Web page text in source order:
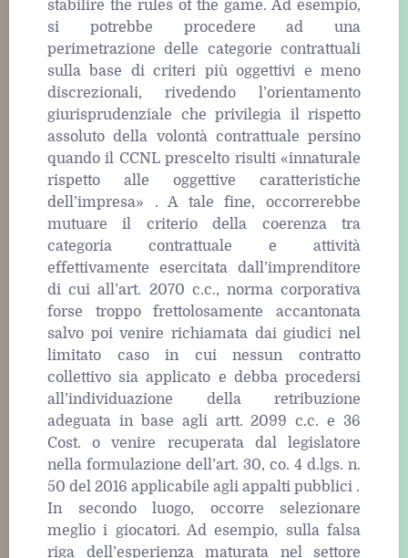
stabilire the rules of the game. Ad esempio,
si potrebbe procedere ad una
perimetrazione delle categorie contrattuali
sulla base di criteri più oggettivi e meno
discrezionali, rivedendo l’orientamento
giurisprudenziale che privilegia il rispetto
assoluto della volontà contrattuale persino
quando il CCNL prescelto risulti «innaturale
rispetto alle oggettive caratteristiche
dell’impresa» . A tale fine, occorrerebbe
mutuare il criterio della coerenza tra
categoria contrattuale e attività
effettivamente esercitata dall’imprenditore
di cui all’art. 2070 c.c., norma corporativa
forse troppo frettolosamente accantonata
salvo poi venire richiamata dai giudici nel
limitato caso in cui nessun contratto
collettivo sia applicato e debba procedersi
all’individuazione della retribuzione
adeguata in base agli artt. 2099 c.c. e 36
Cost. o venire recuperata dal legislatore
nella formulazione dell’art. 30, co. 4 d.lgs. n.
50 del 2016 applicabile agli appalti pubblici .
In secondo luogo, occorre selezionare
meglio i giocatori. Ad esempio, sulla falsa
riga dell’esperienza maturata nel settore